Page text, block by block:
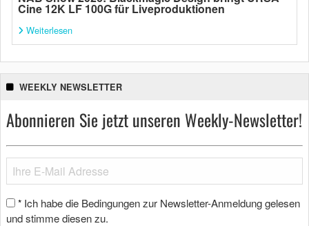
Cine 12K LF 100G für Liveproduktionen
Weiterlesen
WEEKLY NEWSLETTER
Abonnieren Sie jetzt unseren Weekly-Newsletter!
* Ich habe die Bedingungen zur Newsletter-Anmeldung gelesen
und stimme diesen zu.